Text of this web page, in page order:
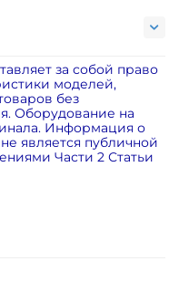
за собой право
моделей,
без
Оборудование на
Информация о
является публичной
Части 2 Статьи